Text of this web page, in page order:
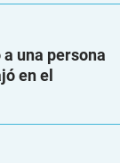
una persona
en el